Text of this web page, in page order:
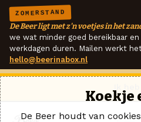
ZOMERSTAND
De Beer ligt met z'n voetjes in het
we wat minder goed bereikbaar
werkdagen duren. Mailen werkt
hello@beerinabox.nl
Koekje
De Beer houdt van